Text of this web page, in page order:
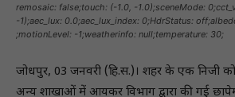
remosaic: false;touch: (-1.0, -1.0);sceneMode:
-1);aec_lux: 0.0;aec_lux_index: 0;HdrStatus:
;motionLevel: -1;weatherinfo: null;temperature: 30;
जोधपुर, 03 जनवरी (हि.स.)। शहर के एक निजी
अन्य शाखाओं में आयकर विभाग द्वारा की गई